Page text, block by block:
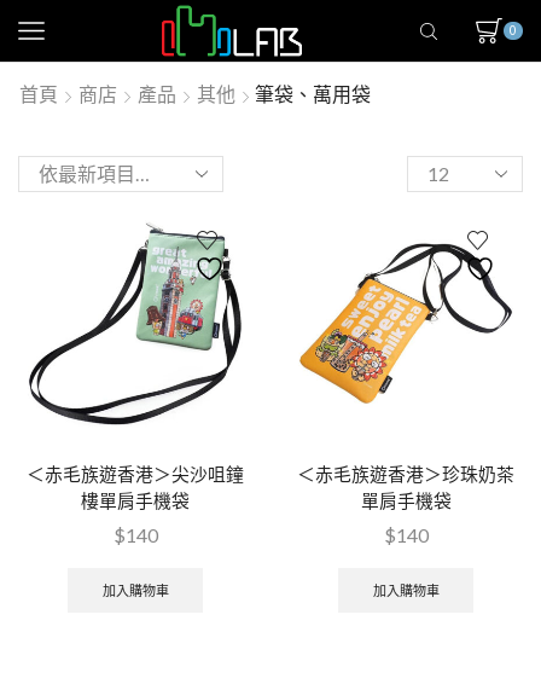
0
首頁 商店 產品 其他 筆袋、萬用袋
＜赤毛族遊香港＞尖沙咀鐘
樓單肩手機袋
$140
加入購物車
＜赤毛族遊香港＞珍珠奶茶
單肩手機袋
$140
加入購物車